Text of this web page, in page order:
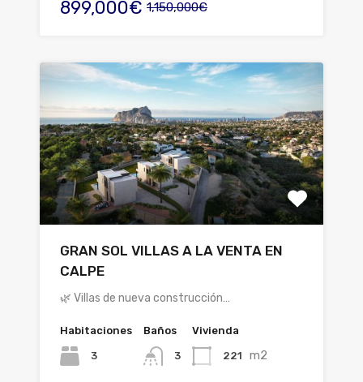
899,000€ 1,150,000€
GRAN SOL VILLAS A LA VENTA EN
CALPE
🌿 Villas de nueva construcción…
Habitaciones
3
Baños
3
Vivienda
221 m2